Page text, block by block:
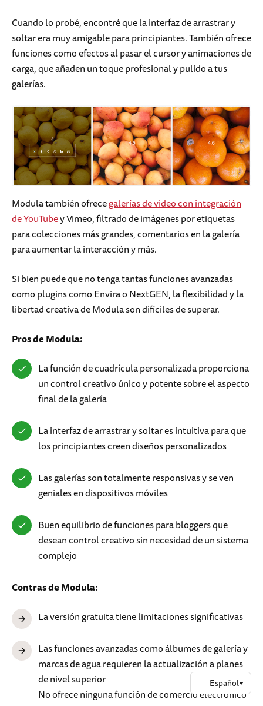
Cuando lo probé, encontré que la interfaz de arrastrar y
soltar era muy amigable para principiantes. También ofrece
funciones como efectos al pasar el cursor y animaciones de
carga, que añaden un toque profesional y pulido a tus
galerías.
Modula también ofrecegalerías de video con integración
de YouTubey Vimeo, filtrado de imágenes por etiquetas
para colecciones más grandes, comentarios en la galería
para aumentar la interacción y más.
Si bien puede que no tenga tantas funciones avanzadas
como plugins como Envira o NextGEN, la flexibilidad y la
libertad creativa de Modula son difíciles de superar.
Pros de Modula:
La función de cuadrícula personalizada proporciona
un control creativo único y potente sobre el aspecto
final de la galería
La interfaz de arrastrar y soltar es intuitiva para que
los principiantes creen diseños personalizados
Las galerías son totalmente responsivas y se ven
geniales en dispositivos móviles
Buen equilibrio de funciones para bloggers que
desean control creativo sin necesidad de un sistema
complejo
Contras de Modula:
La versión gratuita tiene limitaciones significativas
Las funciones avanzadas como álbumes de galería y
marcas de agua requieren la actualización a planes
de nivel superior
No ofrece ninguna función de comercio electrónico